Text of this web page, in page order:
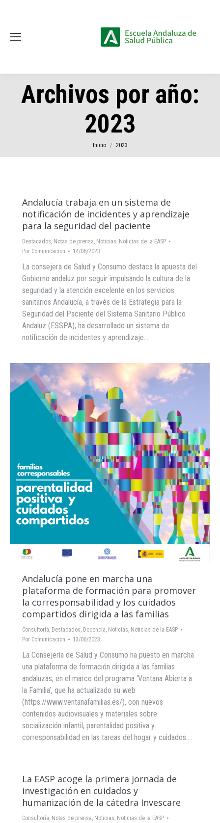
Archivos por año:
2023
Estás aquí:
Inicio 2023
Andalucía trabaja en un sistema de
notificación de incidentes y aprendizaje
para la seguridad del paciente
Destacados, Notas de prensa, Noticias, Noticias de la EASP
Por Comunicacion 14/06/2023
La consejera de Salud y Consumo destaca la apuesta del
Gobierno andaluz por seguir impulsando la cultura de la
seguridad y la atención excelente en los servicios
sanitarios Andalucía, a través de la Estrategia para la
Seguridad del Paciente del Sistema Sanitario Público
Andaluz (ESSPA), ha desarrollado un sistema de
notificación de incidentes y aprendizaje…
Andalucía pone en marcha una
plataforma de formación para promover
la corresponsabilidad y los cuidados
compartidos dirigida a las familias
Consultoría, Destacados, Docencia, Noticias, Noticias de la EASP
Por Comunicacion 13/06/2023
La Consejería de Salud y Consumo ha puesto en marcha
una plataforma de formación dirigida a las familias
andaluzas, en el marco del programa ‘Ventana Abierta a
la Familia’, que ha actualizado su web
(https://www.ventanafamilias.es/), con nuevos
contenidos audiovisuales y materiales sobre
socialización infantil, parentalidad positiva y
corresponsabilidad en las tareas del hogar y cuidados.…
La EASP acoge la primera jornada de
investigación en cuidados y
humanización de la cátedra Invescare
Consultoría, Notas de prensa, Noticias, Noticias de la EASP